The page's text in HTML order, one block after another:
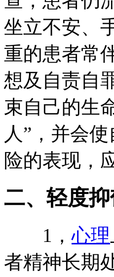
坐立不安、
重的患者常
想及自责自
束自己的生
人”，并会
险的表现，
二、轻度
1，心理
者精神长期